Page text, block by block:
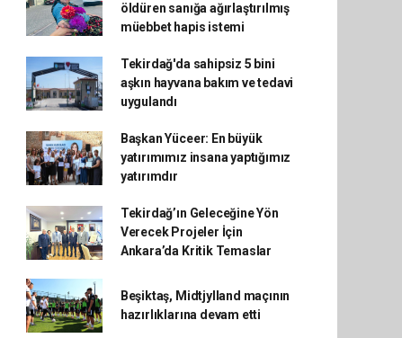
öldüren sanığa ağırlaştırılmış
müebbet hapis istemi
Tekirdağ'da sahipsiz 5 bini
aşkın hayvana bakım ve tedavi
uygulandı
Başkan Yüceer: En büyük
yatırımımız insana yaptığımız
yatırımdır
Tekirdağ’ın Geleceğine Yön
Verecek Projeler İçin
Ankara’da Kritik Temaslar
Beşiktaş, Midtjylland maçının
hazırlıklarına devam etti